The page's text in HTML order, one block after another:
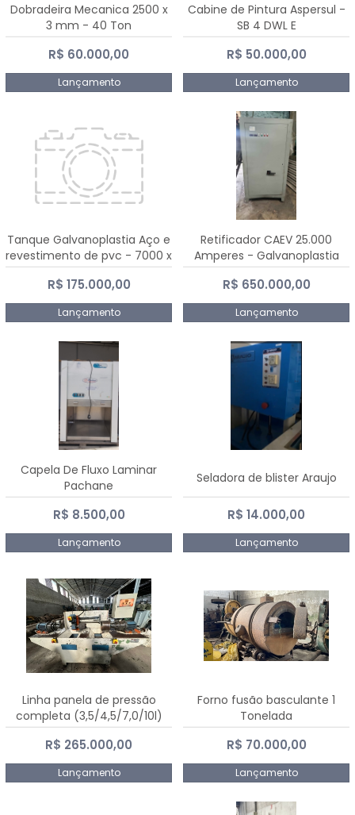
Dobradeira Mecanica 2500 x
3 mm - 40 Ton
R$ 60.000,00
Lançamento
Cabine de Pintura Aspersul -
SB 4 DWL E
R$ 50.000,00
Lançamento
Tanque Galvanoplastia Aço e
revestimento de pvc - 7000 x
2200 mm
R$ 175.000,00
Lançamento
Retificador CAEV 25.000
Amperes - Galvanoplastia
R$ 650.000,00
Lançamento
Capela De Fluxo Laminar
Pachane
R$ 8.500,00
Lançamento
Seladora de blister Araujo
R$ 14.000,00
Lançamento
Linha panela de pressão
completa (3,5/4,5/7,0/10l)
R$ 265.000,00
Lançamento
Forno fusão basculante 1
Tonelada
R$ 70.000,00
Lançamento